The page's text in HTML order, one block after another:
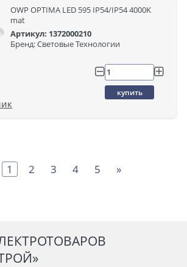
OWP OPTIMA LED 595 IP54/IP54 4000K
mat
Артикул: 1372000210
Бренд: Световые Технологии
купить
1 2 3 4 5 »